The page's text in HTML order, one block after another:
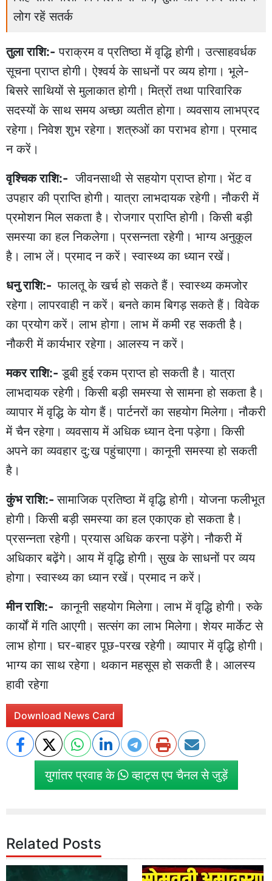
लोग रहें सतर्क
तुला राशि:- पराक्रम व प्रतिष्ठा में वृद्धि होगी। उत्साहवर्धक
सूचना प्राप्त होगी। ऐश्वर्य के साधनों पर व्यय होगा। भूले-
बिसरे साथियों से मुलाकात होगी। मित्रों तथा पारिवारिक
सदस्यों के साथ समय अच्छा व्यतीत होगा। व्यवसाय लाभप्रद
रहेगा। निवेश शुभ रहेगा। शत्रुओं का पराभव होगा। प्रमाद
न करें।
वृश्चिक राशि:- जीवनसाथी से सहयोग प्राप्त होगा। भेंट व
उपहार की प्राप्ति होगी। यात्रा लाभदायक रहेगी। नौकरी में
प्रमोशन मिल सकता है। रोजगार प्राप्ति होगी। किसी बड़ी
समस्या का हल निकलेगा। प्रसन्नता रहेगी। भाग्य अनुकूल
है। लाभ लें। प्रमाद न करें। स्वास्थ्य का ध्यान रखें।
धनु राशि:-फालतू के खर्च हो सकते हैं। स्वास्थ्य कमजोर
रहेगा। लापरवाही न करें। बनते काम बिगड़ सकते हैं। विवेक
का प्रयोग करें। लाभ होगा। लाभ में कमी रह सकती है।
नौकरी में कार्यभार रहेगा। आलस्य न करें।
मकर राशि:- डूबी हुई रकम प्राप्त हो सकती है। यात्रा
लाभदायक रहेगी। किसी बड़ी समस्या से सामना हो सकता है।
व्यापार में वृद्धि के योग हैं। पार्टनरों का सहयोग मिलेगा। नौकरी
में चैन रहेगा। व्यवसाय में अधिक ध्यान देना पड़ेगा। किसी
अपने का व्यवहार दु:ख पहुंचाएगा। कानूनी समस्या हो सकती
है।
कुंभ राशि:-सामाजिक प्रतिष्ठा में वृद्धि होगी। योजना फलीभूत
होगी। किसी बड़ी समस्या का हल एकाएक हो सकता है।
प्रसन्नता रहेगी। प्रयास अधिक करना पड़ेंगे। नौकरी में
अधिकार बढ़ेंगे। आय में वृद्धि होगी। सुख के साधनों पर व्यय
होगा। स्वास्थ्य का ध्यान रखें। प्रमाद न करें।
मीन राशि:- कानूनी सहयोग मिलेगा। लाभ में वृद्धि होगी। रुके
कार्यों में गति आएगी। सत्संग का लाभ मिलेगा। शेयर मार्केट से
लाभ होगा। घर-बाहर पूछ-परख रहेगी। व्यापार में वृद्धि होगी।
भाग्य का साथ रहेगा। थकान महसूस हो सकती है। आलस्य
हावी रहेगा
Download News Card
युगांतर प्रवाह के व्हाट्स एप चैनल से जुड़ें
Related Posts